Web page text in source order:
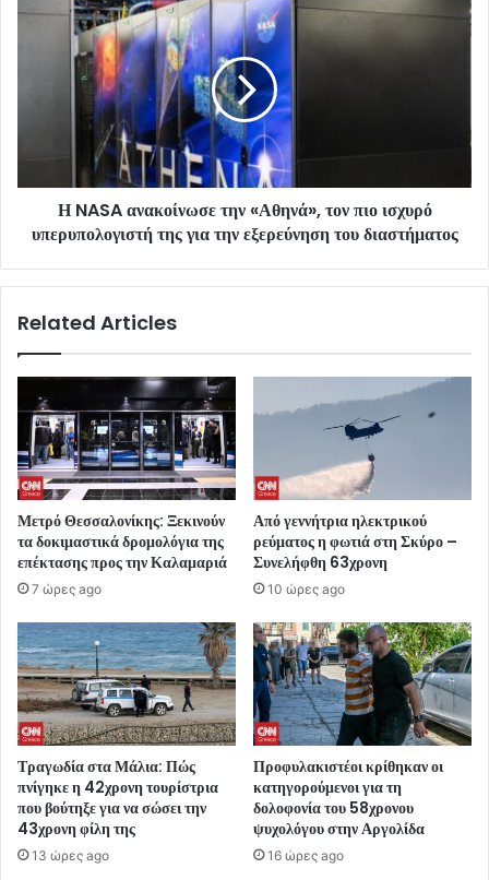
Η NASA ανακοίνωσε την «Αθηνά», τον πιο ισχυρό
υπερυπολογιστή της για την εξερεύνηση του διαστήματος
Related Articles
Μετρό Θεσσαλονίκης: Ξεκινούν
τα δοκιμαστικά δρομολόγια της
επέκτασης προς την Καλαμαριά
7 ώρες ago
Από γεννήτρια ηλεκτρικού
ρεύματος η φωτιά στη Σκύρο –
Συνελήφθη 63χρονη
10 ώρες ago
Τραγωδία στα Μάλια: Πώς
πνίγηκε η 42χρονη τουρίστρια
που βούτηξε για να σώσει την
43χρονη φίλη της
13 ώρες ago
Προφυλακιστέοι κρίθηκαν οι
κατηγορούμενοι για τη
δολοφονία του 58χρονου
ψυχολόγου στην Αργολίδα
16 ώρες ago